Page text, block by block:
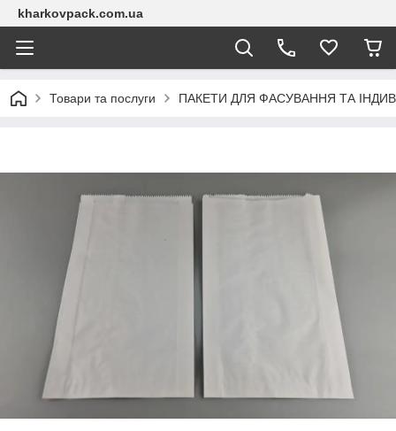
kharkovpack.com.ua
Товари та послуги ПАКЕТИ ДЛЯ ФАСУВАННЯ ТА